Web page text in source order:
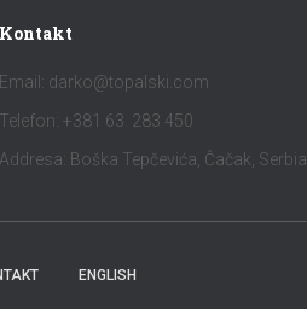
Kontakt
Email: darko@topalski.com
Telefon: +381 63 283 450
Addresa: Boška Tepčevića, Čačak, Serbia
ENGLISH